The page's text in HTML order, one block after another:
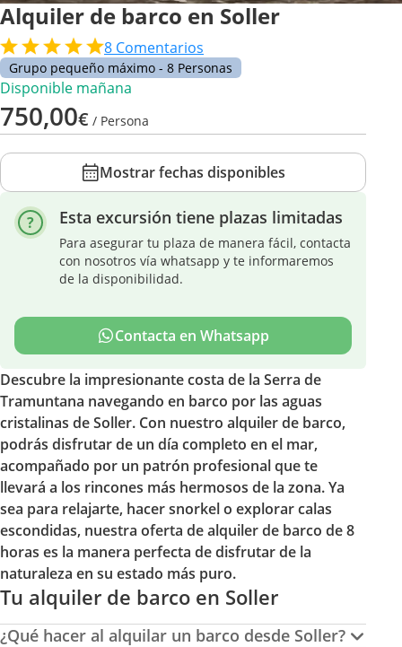
Alquiler de barco en Soller
8 Comentarios
Grupo pequeño máximo - 8 Personas
Disponible mañana
750,00€ / Persona
Mostrar fechas disponibles
Esta excursión tiene plazas limitadas
Para asegurar tu plaza de manera fácil, contacta
con nosotros vía whatsapp y te informaremos
de la disponibilidad.
Contacta en Whatsapp
Descubre la impresionante costa de la Serra de
Tramuntana navegando en barco por las aguas
cristalinas de Soller. Con nuestro alquiler de barco,
podrás disfrutar de un día completo en el mar,
acompañado por un patrón profesional que te
llevará a los rincones más hermosos de la zona. Ya
sea para relajarte, hacer snorkel o explorar calas
escondidas, nuestra oferta de alquiler de barco de 8
horas es la manera perfecta de disfrutar de la
naturaleza en su estado más puro.
Tu alquiler de barco en Soller
¿Qué hacer al alquilar un barco desde Soller?